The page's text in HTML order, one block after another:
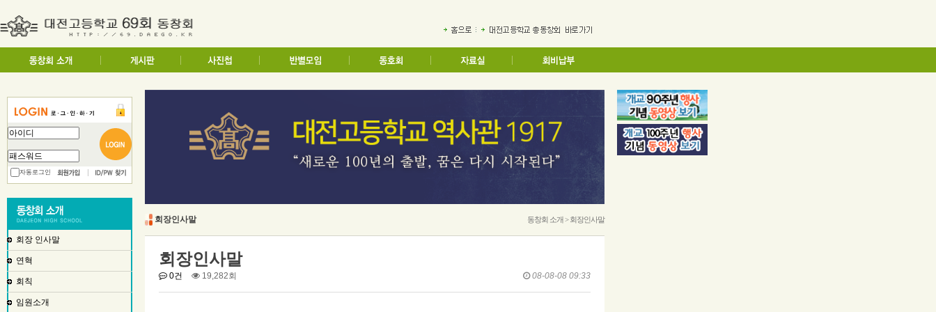
자동로그인
회장 인사말
연혁
회칙
임원소개
회장인사말 동창회 소개 > 회장인사말
회장인사말
0건 19,282회 08-08-08 09:33